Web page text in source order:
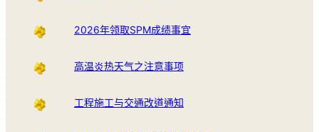
2026年领取SPM成绩事宜
高温炎热天气之注意事项
工程施工与交通改道通知